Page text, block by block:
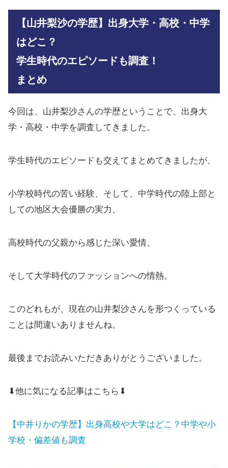
【山井梨沙の学歴】出身大学・高校・中学
はどこ？
学生時代のエピソードも調査！
まとめ
今回は、山井梨沙さんの学歴ということで、出身大
学・高校・中学を調査してきました。
学生時代のエピソードも交えてまとめてきましたが、
小学校時代の苦い経験、そして、中学時代の陸上部と
しての地区大会優勝の実力、
高校時代の父親から感じた深い愛情、
そして大学時代のファッションへの情熱。
このどれもが、現在の山井梨沙さんを形つくっている
ことは間違いありませんね。
最後までお読みいただきありがとうございました。
⬇他に気になる記事はこちら⬇
【中井りかの学歴】出身高校や大学はどこ？中学や小
学校・偏差値も調査